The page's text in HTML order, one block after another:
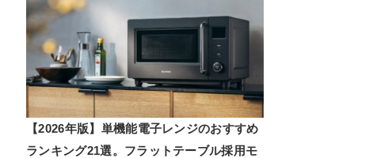
【2026年版】単機能電子レンジのおすすめ
ランキング21選。フラットテーブル採用モ